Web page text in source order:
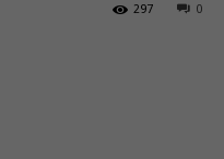
0
297